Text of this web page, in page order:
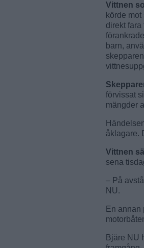
Vittnen
körde
direkt
barn,
förvissat
mängder
åklagare.
Vittnen
sena
– På
NU.
En annan
Bjäre NU